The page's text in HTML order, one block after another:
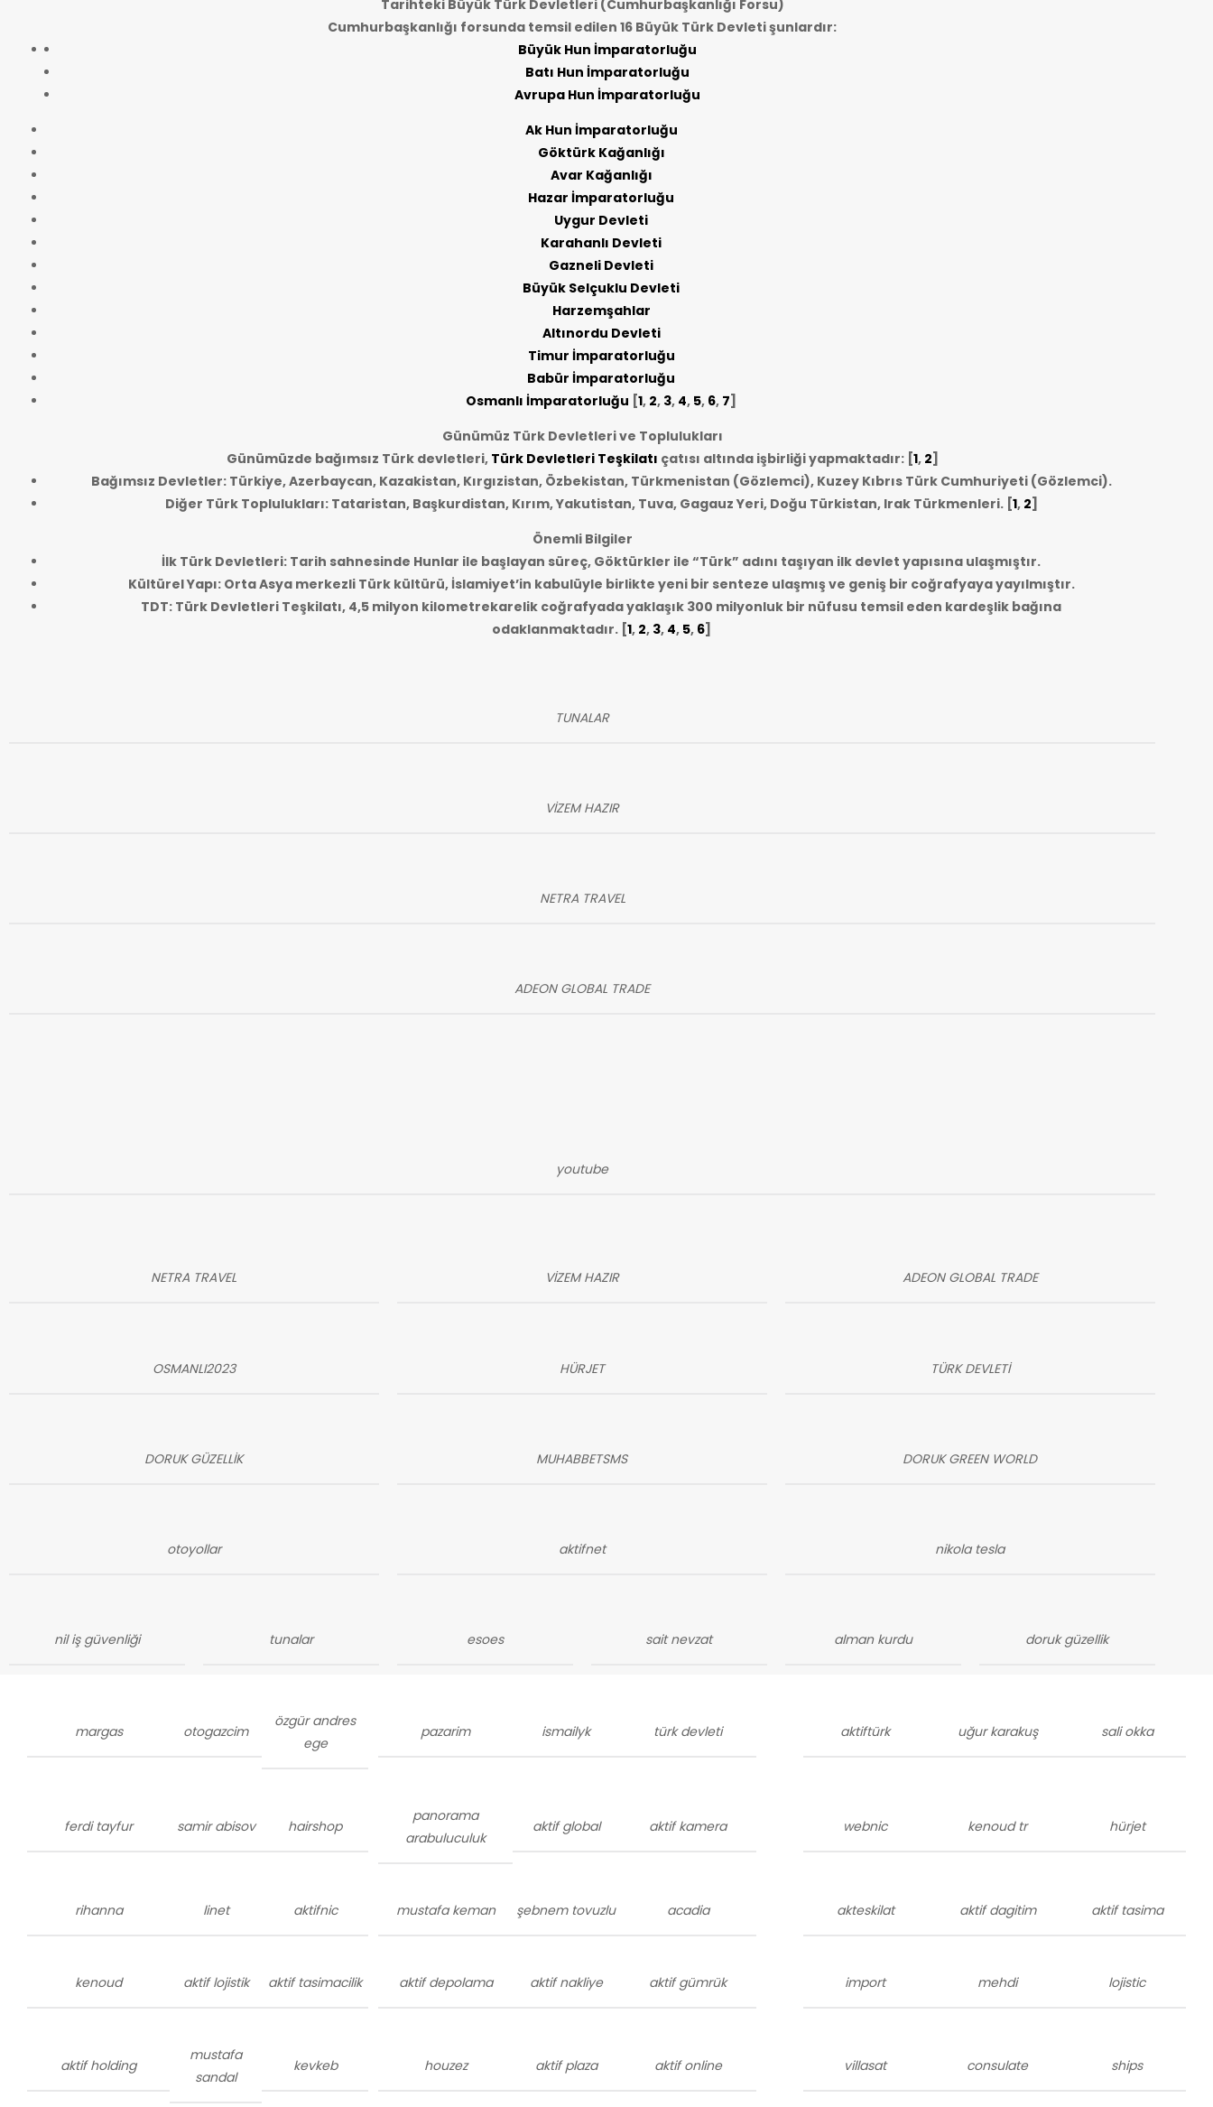
Tarihteki Büyük Türk Devletleri (Cumhurbaşkanlığı Forsu)
Cumhurbaşkanlığı forsunda temsil edilen 16 Büyük Türk Devleti şunlardır:
Büyük Hun İmparatorluğu
Batı Hun İmparatorluğu
Avrupa Hun İmparatorluğu
Ak Hun İmparatorluğu
Göktürk Kağanlığı
Avar Kağanlığı
Hazar İmparatorluğu
Uygur Devleti
Karahanlı Devleti
Gazneli Devleti
Büyük Selçuklu Devleti
Harzemşahlar
Altınordu Devleti
Timur İmparatorluğu
Babür İmparatorluğu
Osmanlı İmparatorluğu [1, 2, 3, 4, 5, 6, 7]
Günümüz Türk Devletleri ve Toplulukları
Günümüzde bağımsız Türk devletleri, Türk Devletleri Teşkilatı çatısı altında işbirliği yapmaktadır: [1, 2]
Bağımsız Devletler: Türkiye, Azerbaycan, Kazakistan, Kırgızistan, Özbekistan, Türkmenistan (Gözlemci), Kuzey Kıbrıs Türk Cumhuriyeti (Gözlemci).
Diğer Türk Toplulukları: Tataristan, Başkurdistan, Kırım, Yakutistan, Tuva, Gagauz Yeri, Doğu Türkistan, Irak Türkmenleri.[1, 2]
Önemli Bilgiler
İlk Türk Devletleri: Tarih sahnesinde Hunlar ile başlayan süreç, Göktürkler ile “Türk” adını taşıyan ilk devlet yapısına ulaşmıştır.
Kültürel Yapı: Orta Asya merkezli Türk kültürü, İslamiyet’in kabulüyle birlikte yeni bir senteze ulaşmış ve geniş bir coğrafyaya yayılmıştır.
TDT: Türk Devletleri Teşkilatı, 4,5 milyon kilometrekarelik coğrafyada yaklaşık 300 milyonluk bir nüfusu temsil eden kardeşlik bağına
odaklanmaktadır.[1, 2, 3, 4, 5, 6]
TUNALAR
VİZEM HAZIR
NETRA TRAVEL
ADEON GLOBAL TRADE
youtube
NETRA TRAVEL VİZEM HAZIR ADEON GLOBAL TRADE
OSMANLI2023 HÜRJET TÜRK DEVLETİ
DORUK GÜZELLİK MUHABBETSMS DORUK GREEN WORLD
otoyollar aktifnet nikola tesla
nil iş güvenliği tunalar esoes sait nevzat alman kurdu doruk güzellik
margas otogazcim
özgür andres
ege
pazarim ismailyk türk devleti aktiftürk uğur karakuş sali okka
ferdi tayfur samir abisov hairshop
panorama
arabuluculuk
aktif global aktif kamera webnic kenoud tr hürjet
rihanna linet aktifnic mustafa keman şebnem tovuzlu acadia akteskilat aktif dagitim aktif tasima
kenoud aktif lojistik aktif tasimacilik aktif depolama aktif nakliye aktif gümrük import mehdi lojistic
aktif holding
mustafa
sandal
kevkeb houzez aktif plaza aktif online villasat consulate ships